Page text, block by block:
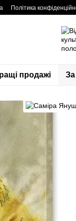
Політика
продажі